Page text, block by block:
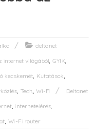
deltanet
internet világából GYIK
kecskemét, Kutatások
, Tech Wi-Fi Deltanet
, internetelérés,
, Wi-Fi router